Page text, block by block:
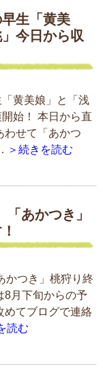
生「黄美
今日から収
黄美娘」と「浅
始！ 本日から直
わせて「あかつ
＞続きを読む
あかつき」
かつき」桃狩り終
8月下旬からの予
めてブログで連絡
読む